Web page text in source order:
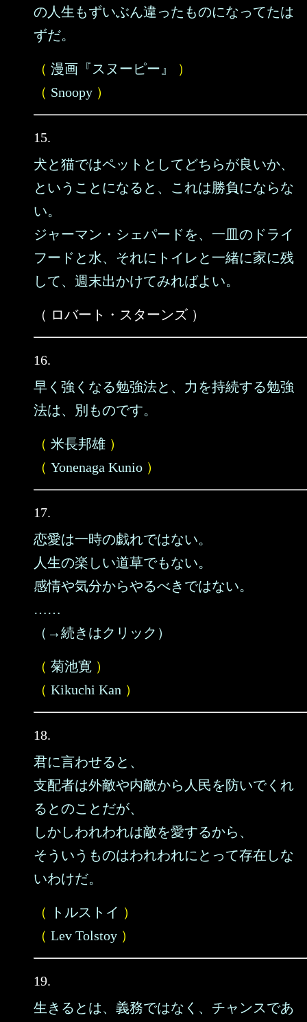
の人生もずいぶん違ったものになってたは
ずだ。
（ 漫画『スヌーピー』
）
（ Snoopy ）
15.
犬と猫ではペットとしてどちらが良いか、
ということになると、これは勝負にならな
い。
ジャーマン・シェパードを、一皿のドライ
フードと水、それにトイレと一緒に家に残
して、週末出かけてみればよい。
（ ロバート・スターンズ ）
16.
早く強くなる勉強法と、力を持続する勉強
法は、別ものです。
（ 米長邦雄 ）
（ Yonenaga Kunio ）
17.
恋愛は一時の戯れではない。
人生の楽しい道草でもない。
感情や気分からやるべきではない。
……
（→続きはクリック）
（ 菊池寛 ）
（ Kikuchi Kan ）
18.
君に言わせると、
支配者は外敵や内敵から人民を防いでくれ
るとのことだが、
しかしわれわれは敵を愛するから、
そういうものはわれわれにとって存在しな
いわけだ。
（ トルストイ ）
（ Lev Tolstoy ）
19.
生きるとは、義務ではなく、チャンスであ